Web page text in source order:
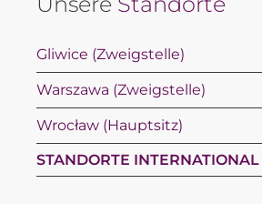
Gliwice (Zweigstelle)
Warszawa (Zweigstelle)
Wrocław (Hauptsitz)
STANDORTE INTERNATIONAL